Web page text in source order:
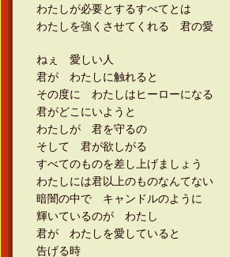
わたしが必要とするすべてとは
わたしを強くさせてくれる 君の愛
ねぇ 愛しい人
君が わたしに触れると
その度に わたしはヒーローになる
君がどこにいようと
わたしが 君を守るの
そして 君が欲しがる
すべてのものを差し上げましょう
わたしには君以上のものなんてない
暗闇の中で キャンドルのように
輝いているのが わたし
君が わたしを愛していると
告げる時